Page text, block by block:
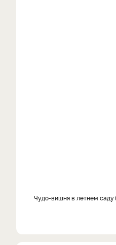
Чудо-вишня в летнем саду